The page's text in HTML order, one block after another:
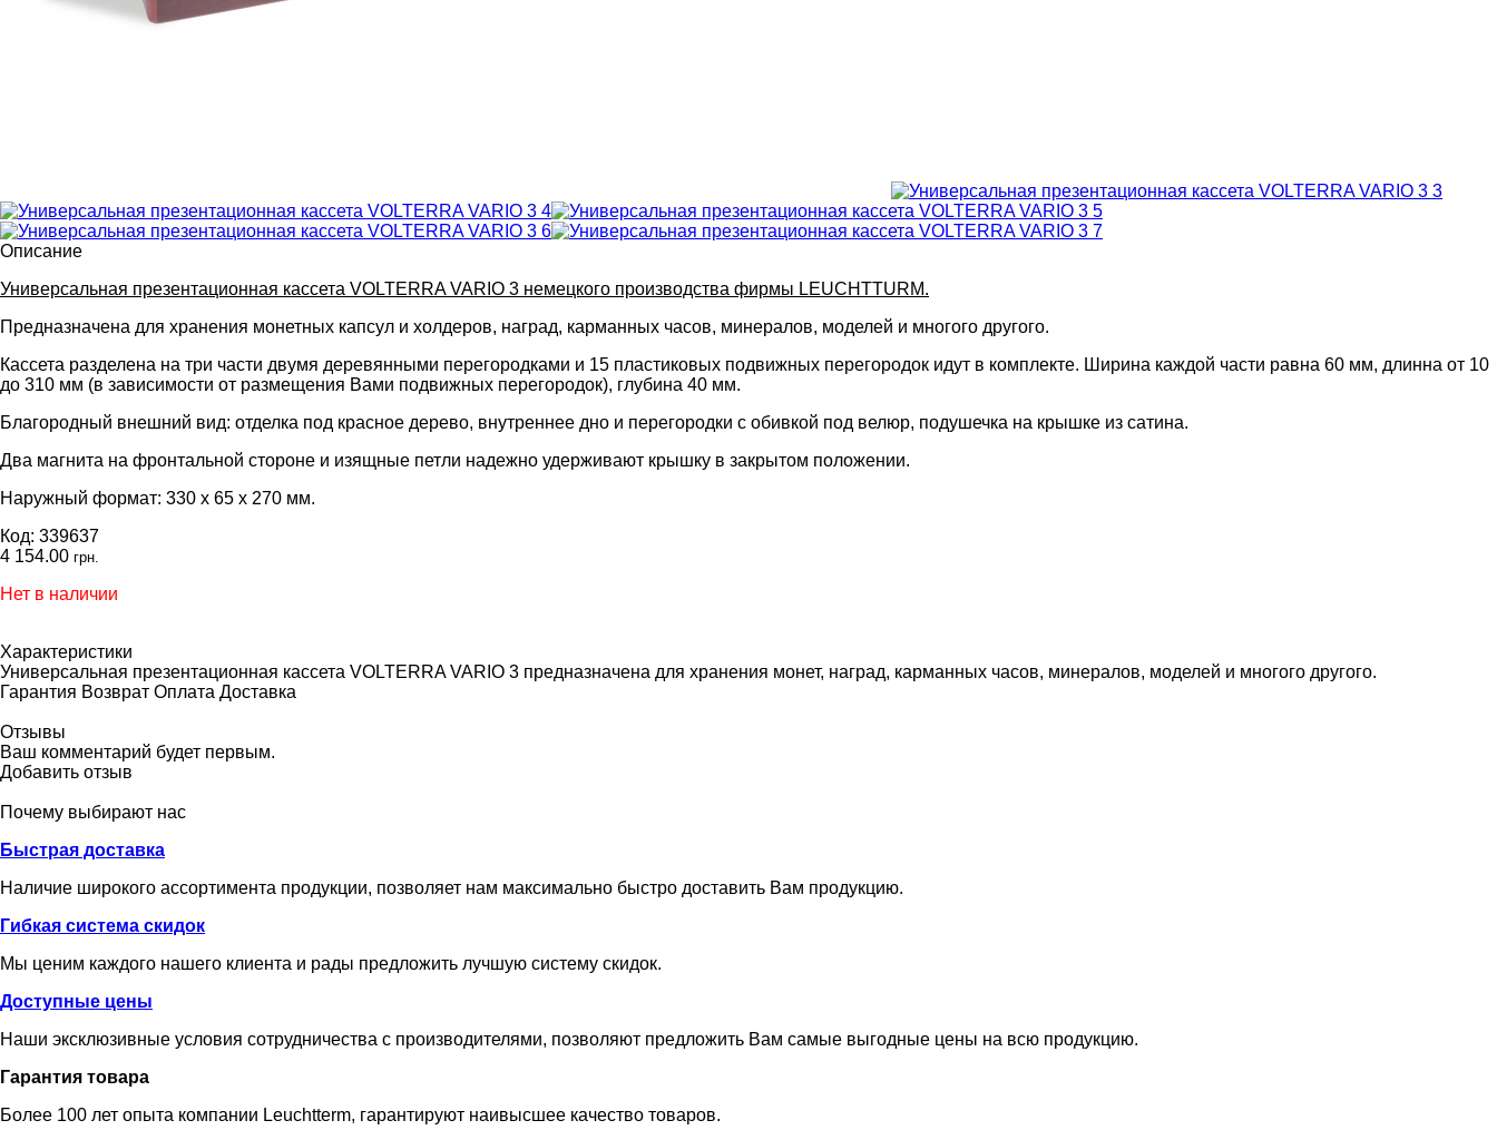
Описание
Универсальная презентационная кассета VOLTERRA VARIO 3 немецкого производства фирмы LEUCHTTURM.
Предназначена для хранения монетных капсул и холдеров, наград, карманных часов, минералов, моделей и многого другого.
Кассета разделена на три части двумя деревянными перегородками и 15 пластиковых подвижных перегородок идут в комплекте. Ширина каждой части равна 60 мм, длинна от 10
до 310 мм (в зависимости от размещения Вами подвижных перегородок), глубина 40 мм.
Благородный внешний вид: отделка под красное дерево, внутреннее дно и перегородки с обивкой под велюр, подушечка на крышке из сатина.
Два магнита на фронтальной стороне и изящные петли надежно удерживают крышку в закрытом положении.
Наружный формат: 330 х 65 х 270 мм.
Код: 339637
4 154.00 грн.
Нет в наличии
Характеристики
Универсальная презентационная кассета VOLTERRA VARIO 3 предназначена для хранения монет, наград, карманных часов, минералов, моделей и многого другого.
Гарантия Возврат Оплата Доставка
Отзывы
Ваш комментарий будет первым.
Добавить отзыв
Почему выбирают нас
Быстрая доставка
Наличие широкого ассортимента продукции, позволяет нам максимально быстро доставить Вам продукцию.
Гибкая система скидок
Мы ценим каждого нашего клиента и рады предложить лучшую систему скидок.
Доступные цены
Наши эксклюзивные условия сотрудничества с производителями, позволяют предложить Вам самые выгодные цены на всю продукцию.
Гарантия товара
Более 100 лет опыта компании Leuchtterm, гарантируют наивысшее качество товаров.